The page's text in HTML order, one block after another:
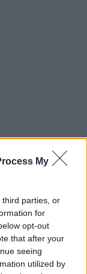
My
third parties, or
for
opt-out
that after your
seeing
utilized by